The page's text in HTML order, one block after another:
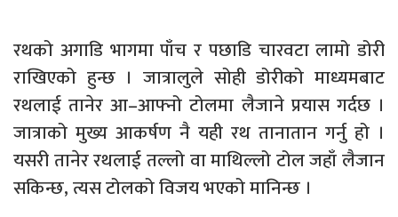
रथको अगाडि भागमा पाँच र पछाडि चारवटा लामो डोरी
राखिएको हुन्छ । जात्रालुले सोही डोरीको माध्यमबाट
रथलाई तानेर आ–आफ्नो टोलमा लैजाने प्रयास गर्दछ ।
जात्राको मुख्य आकर्षण नै यही रथ तानातान गर्नु हो ।
यसरी तानेर रथलाई तल्लो वा माथिल्लो टोल जहाँ लैजान
सकिन्छ, त्यस टोलको विजय भएको मानिन्छ ।